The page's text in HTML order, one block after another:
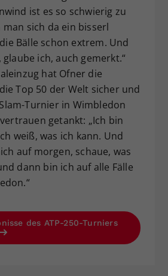
ist es so schwierig zu
sich da ein bisserl
Bälle schon extrem. Und
ich, auch gemerkt.“
hat Ofner die
Top 50 der Welt sicher und
Turnier in Wimbledon
getankt: „Ich bin
weiß, was ich kann. Und
auf morgen, schaue, was
dann bin ich auf alle Fälle
des ATP-250-Turniers